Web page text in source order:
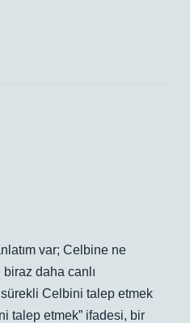
var; Celbine ne
daha canlı
Celbini talep etmek
talep etmek” ifadesi, bir